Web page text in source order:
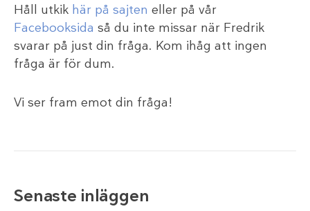
Håll utkik här på sajten eller på vår
Facebooksida så du inte missar när Fredrik
svarar på just din fråga. Kom ihåg att ingen
fråga är för dum.
Vi ser fram emot din fråga!
Senaste inläggen